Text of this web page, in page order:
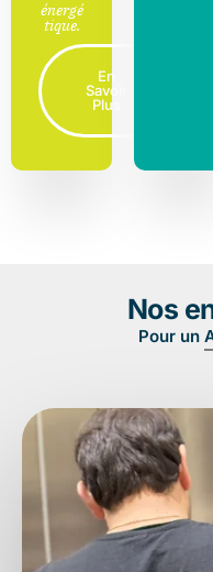
énergé
tique.
En
Savoir
Plus
Nos
Pour un